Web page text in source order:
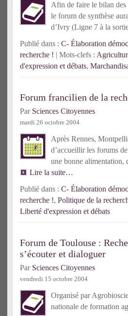
Afin de faire le bilan des
le forum de synthèse
d’Ivry (Ligne 7 à la
Publié dans : C- Élaboration
recherche ! | Mots-clefs :
d'expression et débats,
Forum francilien de la
Par Sciences Citoyennes
mardi 26 octobre 2004
Après Rennes,
d’accueillir les forums
une bonne alimentation,
Lire la suite…
Publié dans : C- Élaboration
recherche !, Politique de la
Liberté d'expression et débats
Forum de Toulouse :
s’écouter et dialoguer
Par Sciences Citoyennes
vendredi 15 octobre 2004
Organisé par
nationale de formation